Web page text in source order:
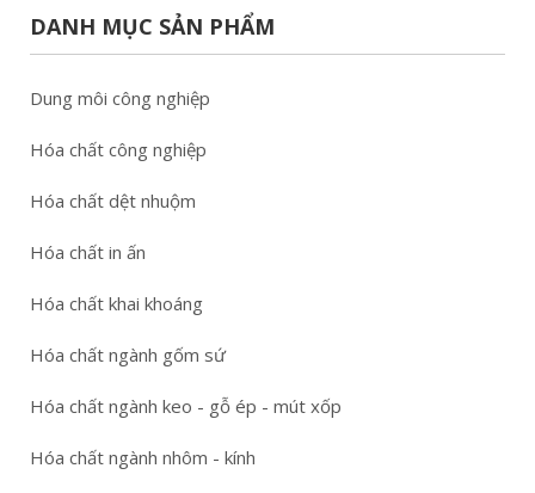
DANH MỤC SẢN PHẨM
Dung môi công nghiệp
Hóa chất công nghiệp
Hóa chất dệt nhuộm
Hóa chất in ấn
Hóa chất khai khoáng
Hóa chất ngành gốm sứ
Hóa chất ngành keo - gỗ ép - mút xốp
Hóa chất ngành nhôm - kính